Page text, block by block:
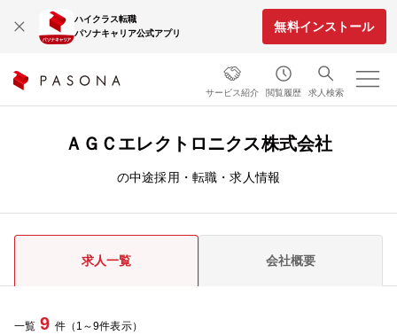
ハイクラス転職
パソナキャリア公式アプリ
無料インストール
サービス紹介 閲覧履歴 求人検索
ＡＧＣエレクトロニクス株式会社
の中途採用・転職・求人情報
求人一覧 会社概要
一覧 9 件（1～9件表示）